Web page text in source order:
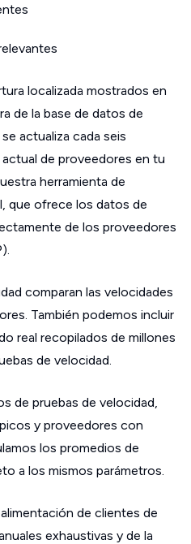
localizada mostrados en
de la base de datos de
actualiza cada seis
actual de proveedores en tu
herramienta de
que ofrece los datos de
de los proveedores
comparan las velocidades
También podemos incluir
real recopilados de millones
de velocidad.
de pruebas de velocidad,
y proveedores con
los promedios de
a los mismos parámetros.
de clientes de
exhaustivas y de la